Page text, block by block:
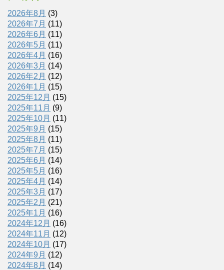
2026年8月 (3)
2026年7月 (11)
2026年6月 (11)
2026年5月 (11)
2026年4月 (16)
2026年3月 (14)
2026年2月 (12)
2026年1月 (15)
2025年12月 (15)
2025年11月 (9)
2025年10月 (11)
2025年9月 (15)
2025年8月 (11)
2025年7月 (15)
2025年6月 (14)
2025年5月 (16)
2025年4月 (14)
2025年3月 (17)
2025年2月 (21)
2025年1月 (16)
2024年12月 (16)
2024年11月 (12)
2024年10月 (17)
2024年9月 (12)
2024年8月 (14)